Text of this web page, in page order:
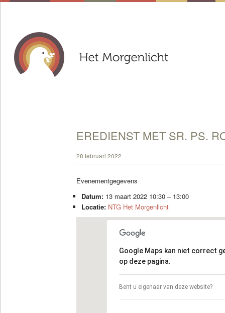
EREDIENST MET SR. PS.
28 februari 2022
Evenementgegevens
Datum: 13 maart 2022 10:30– 13:00
Locatie: NTG Het Morgenlicht
Google Maps kan niet correct
op deze pagina.
Bent u eigenaar van deze website?